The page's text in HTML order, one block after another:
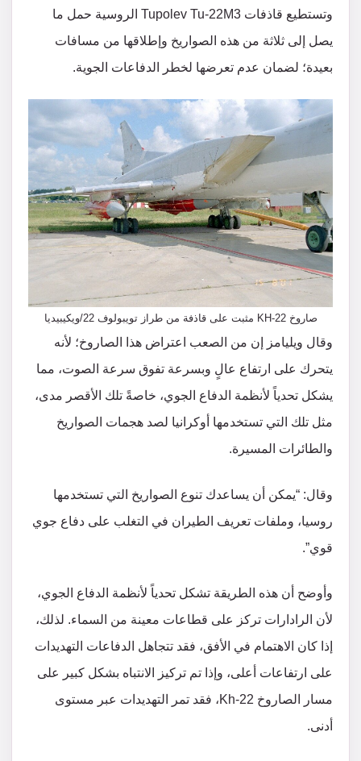
وتستطيع قاذفات Tupolev Tu-22M3 الروسية حمل ما
يصل إلى ثلاثة من هذه الصواريخ وإطلاقها من مسافات
بعيدة؛ لضمان عدم تعرضها لخطر الدفاعات الجوية.
صاروخ KH-22 مثبت على قاذفة من طراز تويبولوف 22/ويكيبيديا
وقال ويليامز إن من الصعب اعتراض هذا الصاروخ؛ لأنه
يتحرك على ارتفاع عالٍ وبسرعة تفوق سرعة الصوت، مما
يشكل تحدياً لأنظمة الدفاع الجوي، خاصةً تلك الأقصر مدى،
مثل تلك التي تستخدمها أوكرانيا لصد هجمات الصواريخ
والطائرات المسيرة.
وقال: “يمكن أن يساعدك تنوع الصواريخ التي تستخدمها
روسيا، وملفات تعريف الطيران في التغلب على دفاع جوي
قوي”.
وأوضح أن هذه الطريقة تشكل تحدياً لأنظمة الدفاع الجوي،
لأن الرادارات تركز على قطاعات معينة من السماء. لذلك،
إذا كان الاهتمام في الأفق، فقد تتجاهل الدفاعات التهديدات
على ارتفاعات أعلى، وإذا تم تركيز الانتباه بشكل كبير على
مسار الصاروخ Kh-22، فقد تمر التهديدات عبر مستوى
أدنى.